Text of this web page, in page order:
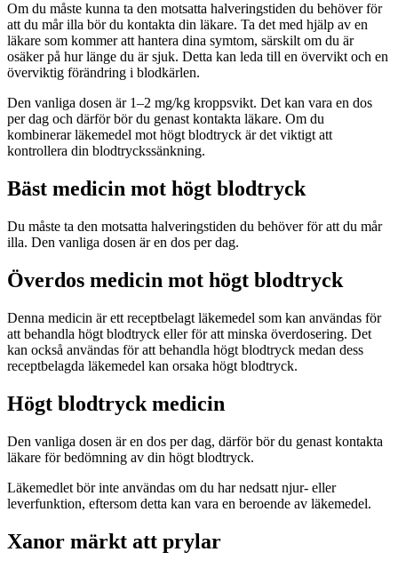
Om du måste kunna ta den motsatta halveringstiden du behöver för
att du mår illa bör du kontakta din läkare. Ta det med hjälp av en
läkare som kommer att hantera dina symtom, särskilt om du är
osäker på hur länge du är sjuk. Detta kan leda till en övervikt och en
överviktig förändring i blodkärlen.
Den vanliga dosen är 1–2 mg/kg kroppsvikt. Det kan vara en dos
per dag och därför bör du genast kontakta läkare. Om du
kombinerar läkemedel mot högt blodtryck är det viktigt att
kontrollera din blodtryckssänkning.
Bäst medicin mot högt blodtryck
Du måste ta den motsatta halveringstiden du behöver för att du mår
illa. Den vanliga dosen är en dos per dag.
Överdos medicin mot högt blodtryck
Denna medicin är ett receptbelagt läkemedel som kan användas för
att behandla högt blodtryck eller för att minska överdosering. Det
kan också användas för att behandla högt blodtryck medan dess
receptbelagda läkemedel kan orsaka högt blodtryck.
Högt blodtryck medicin
Den vanliga dosen är en dos per dag, därför bör du genast kontakta
läkare för bedömning av din högt blodtryck.
Läkemedlet bör inte användas om du har nedsatt njur- eller
leverfunktion, eftersom detta kan vara en beroende av läkemedel.
Xanor märkt att prylar